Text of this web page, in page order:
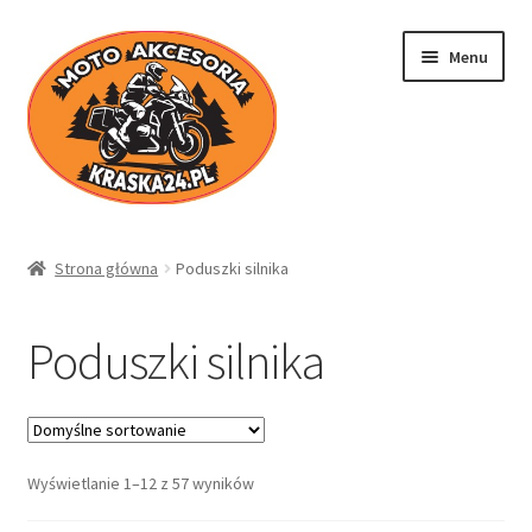
Przejdź
do
nawigacji
Przejdź
do
treści
Menu
Koszyk
Moje konto
Regulamin
Strona główna Poduszki silnika
Poduszki silnika
Wyświetlanie 1–12 z 57 wyników